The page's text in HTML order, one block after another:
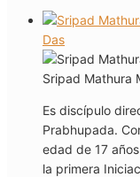
Das
Sripad Mathura
Es discípulo
Prabhupada.
edad de 17
la primera